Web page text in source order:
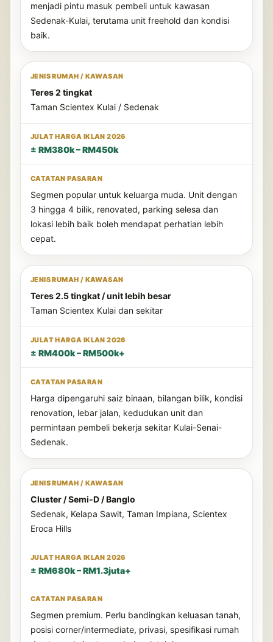
menjadi pintu masuk pembeli untuk kawasan
Sedenak-Kulai, terutama unit freehold dan kondisi
baik.
Teres 2 tingkat
Taman Scientex Kulai / Sedenak
± RM380k – RM450k
Segmen popular untuk keluarga muda. Unit dengan
3 hingga 4 bilik, renovated, parking selesa dan
lokasi lebih baik boleh mendapat perhatian lebih
cepat.
Teres 2.5 tingkat / unit lebih besar
Taman Scientex Kulai dan sekitar
± RM400k – RM500k+
Harga dipengaruhi saiz binaan, bilangan bilik, kondisi
renovation, lebar jalan, kedudukan unit dan
permintaan pembeli bekerja sekitar Kulai-Senai-
Sedenak.
Cluster / Semi-D / Banglo
Sedenak, Kelapa Sawit, Taman Impiana, Scientex
Eroca Hills
± RM680k – RM1.3juta+
Segmen premium. Perlu bandingkan keluasan tanah,
posisi corner/intermediate, privasi, spesifikasi rumah